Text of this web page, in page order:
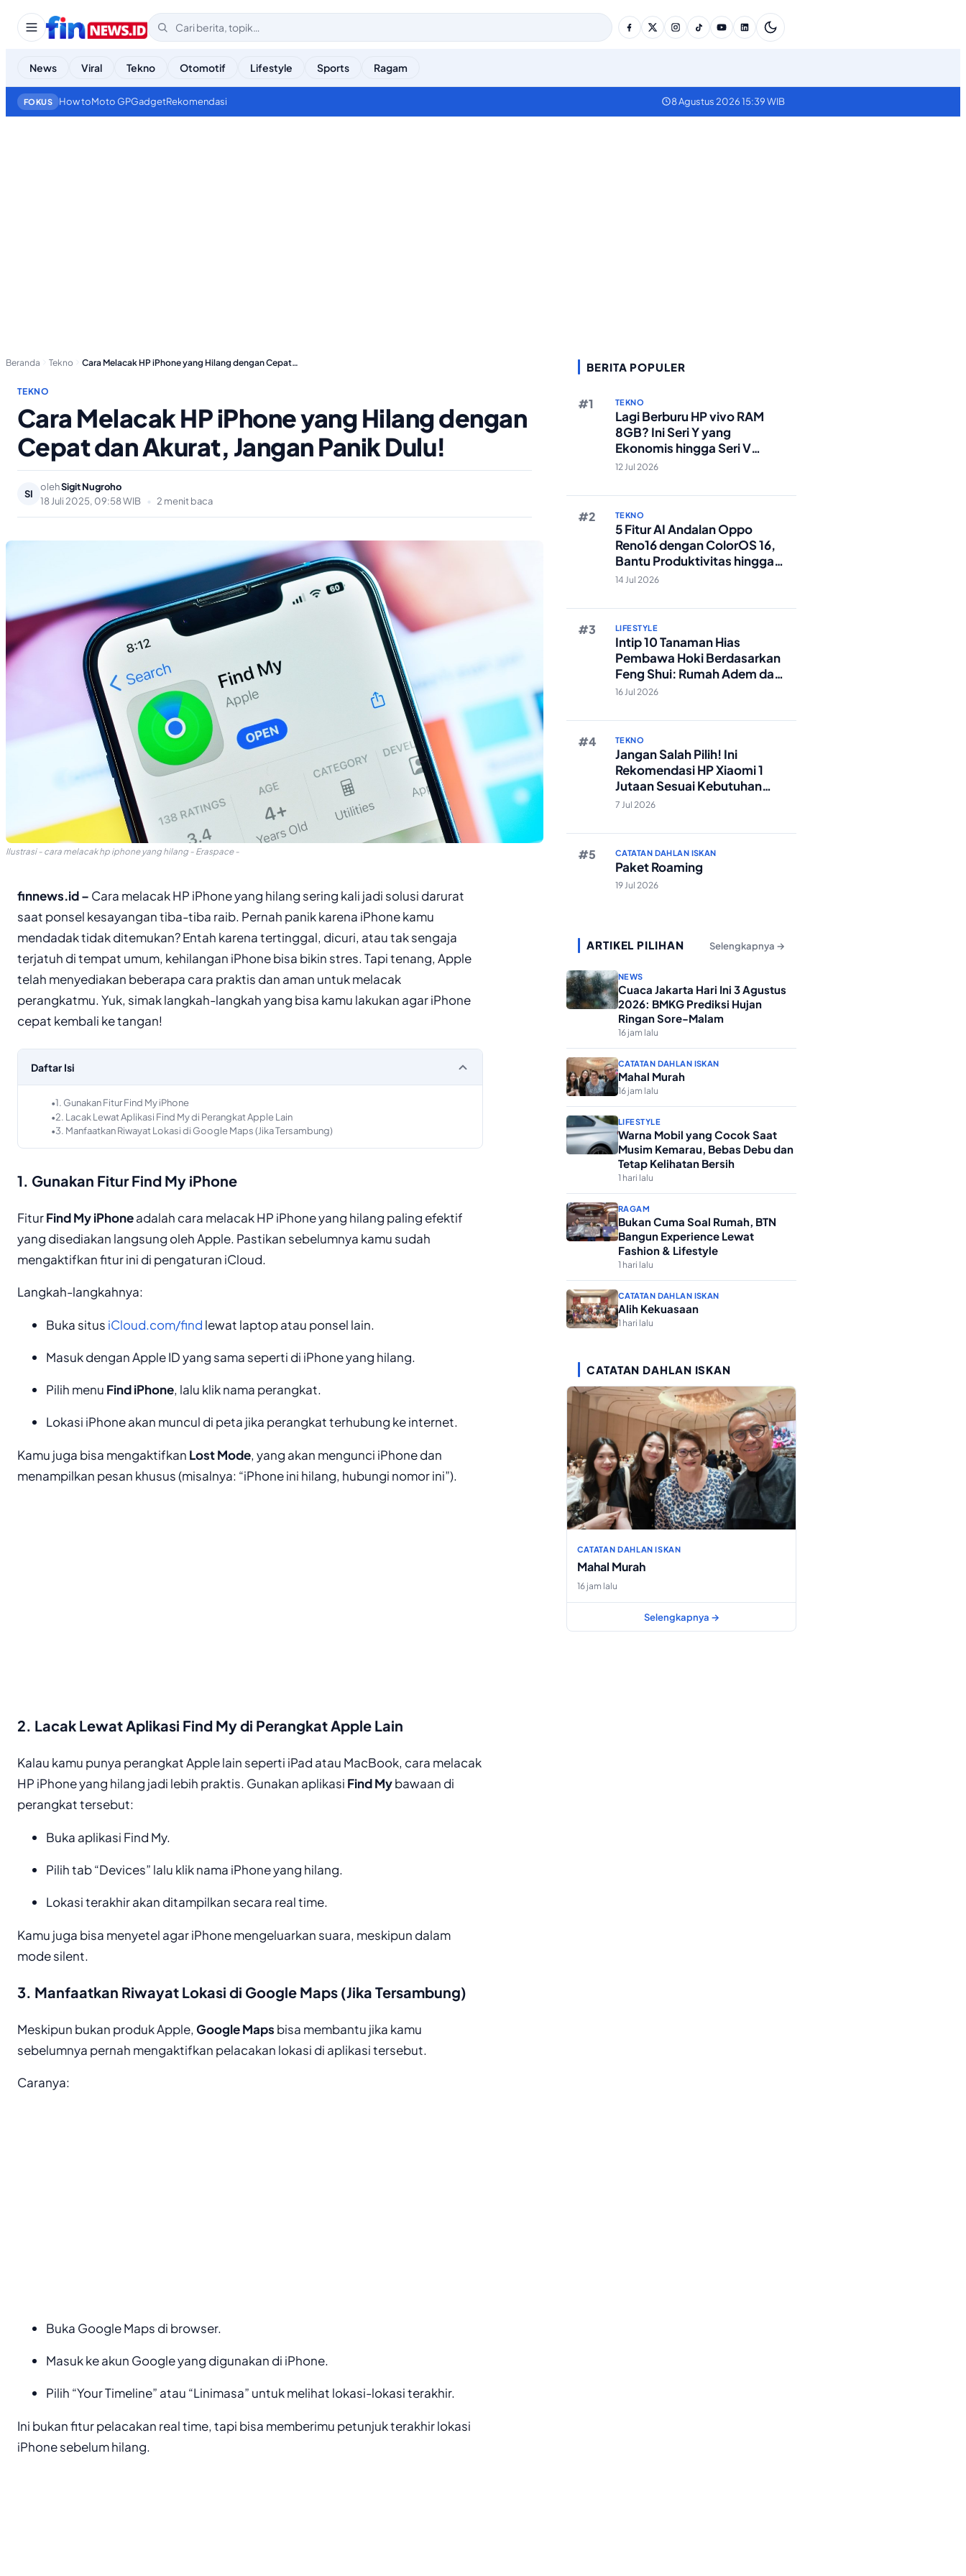
News Viral Tekno Otomotif Lifestyle Sports Ragam
FOKUS How toMoto GPGadgetRekomendasi 8 Agustus 2026 15:39 WIB
Beranda Tekno Cara Melacak HP iPhone yang Hilang dengan Cepat…
TEKNO
Cara Melacak HP iPhone yang Hilang dengan
Cepat dan Akurat, Jangan Panik Dulu!
SI
olehSigit Nugroho
18 Juli 2025, 09:58 WIB
• 2 menit baca
Ilustrasi - cara melacak hp iphone yang hilang - Eraspace -
finnews.id – Cara melacak HP iPhone yang hilang sering kali jadi solusi darurat
saat ponsel kesayangan tiba-tiba raib. Pernah panik karena iPhone kamu
mendadak tidak ditemukan? Entah karena tertinggal, dicuri, atau tak sengaja
terjatuh di tempat umum, kehilangan iPhone bisa bikin stres. Tapi tenang, Apple
telah menyediakan beberapa cara praktis dan aman untuk melacak
perangkatmu. Yuk, simak langkah-langkah yang bisa kamu lakukan agar iPhone
cepat kembali ke tangan!
Daftar Isi
1. Gunakan Fitur Find My iPhone
2. Lacak Lewat Aplikasi Find My di Perangkat Apple Lain
3. Manfaatkan Riwayat Lokasi di Google Maps (Jika Tersambung)
1. Gunakan Fitur Find My iPhone
FiturFind My iPhoneadalah cara melacak HP iPhone yang hilang paling efektif
yang disediakan langsung oleh Apple. Pastikan sebelumnya kamu sudah
mengaktifkan fitur ini di pengaturan iCloud.
Langkah-langkahnya:
Buka situs iCloud.com/find lewat laptop atau ponsel lain.
Masuk dengan Apple ID yang sama seperti di iPhone yang hilang.
Pilih menu Find iPhone, lalu klik nama perangkat.
Lokasi iPhone akan muncul di peta jika perangkat terhubung ke internet.
Kamu juga bisa mengaktifkan Lost Mode, yang akan mengunci iPhone dan
menampilkan pesan khusus (misalnya: “iPhone ini hilang, hubungi nomor ini”).
2. Lacak Lewat Aplikasi Find My di Perangkat Apple Lain
Kalau kamu punya perangkat Apple lain seperti iPad atau MacBook, cara melacak
HP iPhone yang hilang jadi lebih praktis. Gunakan aplikasi Find Mybawaan di
perangkat tersebut:
Buka aplikasi Find My.
Pilih tab “Devices” lalu klik nama iPhone yang hilang.
Lokasi terakhir akan ditampilkan secara real time.
Kamu juga bisa menyetel agar iPhone mengeluarkan suara, meskipun dalam
mode silent.
3. Manfaatkan Riwayat Lokasi di Google Maps (Jika Tersambung)
Meskipun bukan produk Apple, Google Maps bisa membantu jika kamu
sebelumnya pernah mengaktifkan pelacakan lokasi di aplikasi tersebut.
Caranya:
Buka Google Maps di browser.
Masuk ke akun Google yang digunakan di iPhone.
Pilih “Your Timeline” atau “Linimasa” untuk melihat lokasi-lokasi terakhir.
Ini bukan fitur pelacakan real time, tapi bisa memberimu petunjuk terakhir lokasi
iPhone sebelum hilang.
BERITA POPULER
TEKNO
Lagi Berburu HP vivo RAM
8GB? Ini Seri Y yang
Ekonomis hingga Seri V
Berstandar Militer!
12 Jul 2026
TEKNO
5 Fitur AI Andalan Oppo
Reno16 dengan ColorOS 16,
Bantu Produktivitas hingga
Edit Foto Lebih Praktis
14 Jul 2026
LIFESTYLE
Intip 10 Tanaman Hias
Pembawa Hoki Berdasarkan
Feng Shui: Rumah Adem dan
Rezeki Lancar!
16 Jul 2026
TEKNO
Jangan Salah Pilih! Ini
Rekomendasi HP Xiaomi 1
Jutaan Sesuai Kebutuhan
Anda
7 Jul 2026
CATATAN DAHLAN ISKAN
Paket Roaming
19 Jul 2026
ARTIKEL PILIHAN Selengkapnya →
NEWS
Cuaca Jakarta Hari Ini 3 Agustus
2026: BMKG Prediksi Hujan
Ringan Sore-Malam
16 jam lalu
CATATAN DAHLAN ISKAN
Mahal Murah
16 jam lalu
LIFESTYLE
Warna Mobil yang Cocok Saat
Musim Kemarau, Bebas Debu dan
Tetap Kelihatan Bersih
1 hari lalu
RAGAM
Bukan Cuma Soal Rumah, BTN
Bangun Experience Lewat
Fashion & Lifestyle
1 hari lalu
CATATAN DAHLAN ISKAN
Alih Kekuasaan
1 hari lalu
CATATAN DAHLAN ISKAN
CATATAN DAHLAN ISKAN
Mahal Murah
16 jam lalu
Selengkapnya →